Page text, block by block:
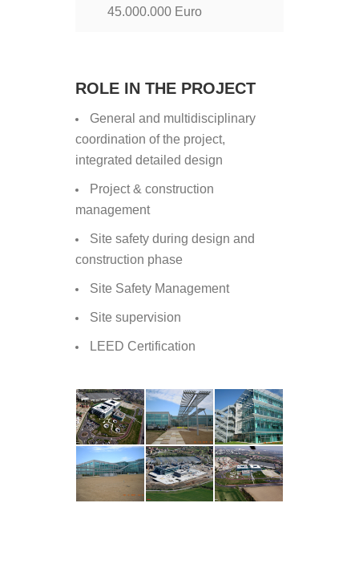
45.000.000 Euro
ROLE IN THE PROJECT
General and multidisciplinary
coordination of the project,
integrated detailed design
Project & construction
management
Site safety during design and
construction phase
Site Safety Management
Site supervision
LEED Certification